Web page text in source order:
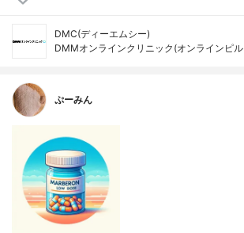
DMC(ディーエムシー)
DMMオンラインクリニック(オンラインピ
ぷーみん